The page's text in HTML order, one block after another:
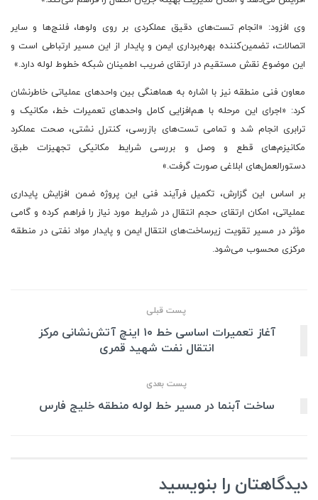
وی افزود: «انجام تست‌های دقیق عملکردی بر روی ولوها، فلنج‌ها و سایر
اتصالات، تضمین‌کننده بهره‌برداری ایمن و پایدار از این مسیر ارتباطی است و
این موضوع نقش مستقیم در ارتقای ضریب اطمینان شبکه خطوط لوله دارد.»
معاون فنی منطقه نیز با اشاره به هماهنگی بین واحدهای عملیاتی خاطرنشان
کرد: «اجرای این مرحله با هم‌افزایی کامل واحدهای تعمیرات خط، مکانیک و
ترابری انجام شد و تمامی تست‌های بازرسی، کنترل نشتی، صحت عملکرد
مکانیزم‌های قطع و وصل و بررسی شرایط مکانیکی تجهیزات طبق
دستورالعمل‌های ابلاغی صورت گرفت.»
بر اساس این گزارش، تکمیل فرآیند فنی این پروژه ضمن افزایش پایداری
عملیاتی، امکان ارتقای حجم انتقال در شرایط مورد نیاز را فراهم کرده و گامی
مؤثر در مسیر تقویت زیرساخت‌های انتقال ایمن و پایدار مواد نفتی در منطقه
مرکزی محسوب می‌شود.
پست قبلی
آغاز تعمیرات اساسی خط ۱۰ اینچ آتش‌نشانی مرکز
انتقال نفت شهید قمری
پست بعدی
ساخت آبنما در مسیر خط لوله منطقه خلیج فارس
دیدگاهتان را بنویسید